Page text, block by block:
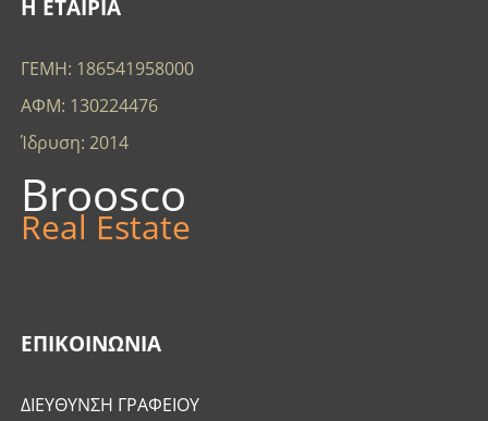
Η ΕΤΑΙΡΙΑ
ΓΕΜΗ: 186541958000
ΑΦΜ: 130224476
Ίδρυση: 2014
Broosco
Real Estate
ΕΠΙΚΟΙΝΩΝΊΑ
ΔΙΕΥΘΥΝΣΗ ΓΡΑΦΕΙΟΥ